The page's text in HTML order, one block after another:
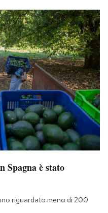
è stato
riguardato meno di 200